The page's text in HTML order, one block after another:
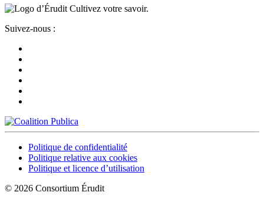
Cultivez votre savoir.
Suivez-nous :
Politique de confidentialité
Politique relative aux cookies
Politique et licence d’utilisation
© 2026 Consortium Érudit